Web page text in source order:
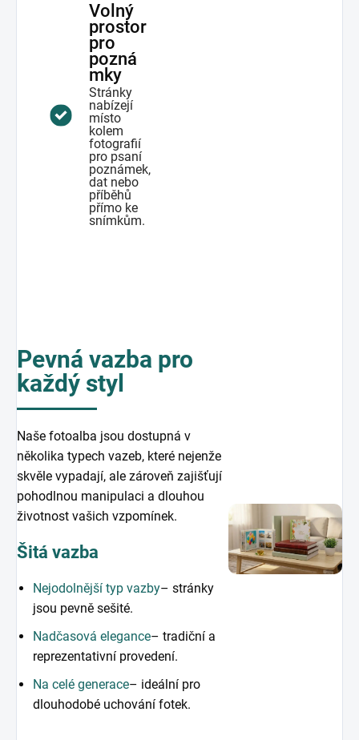
Volný
prostor
pro
pozná
mky
Stránky
nabízejí
místo
kolem
fotografií
pro psaní
poznámek,
dat nebo
příběhů
přímo ke
snímkům.
Pevná vazba pro
každý styl
Naše fotoalba jsou dostupná v
několika typech vazeb, které nejenže
skvěle vypadají, ale zároveň zajišťují
pohodlnou manipulaci a dlouhou
životnost vašich vzpomínek.
Šitá vazba
Nejodolnější typ vazby– stránky
jsou pevně sešité.
Nadčasová elegance– tradiční a
reprezentativní provedení.
Na celé generace– ideální pro
dlouhodobé uchování fotek.